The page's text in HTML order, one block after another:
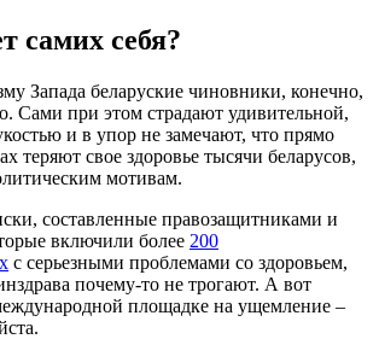
самих себя?
Запада беларуские чиновники, конечно,
Сами при этом страдают удивительной,
и в упор не замечают, что прямо
теряют свое здоровье тысячи беларусов,
мотивам.
составленные правозащитниками и
включили более 200
с серьезными проблемами со здоровьем,
почему-то не трогают. А вот
площадке на ущемление –